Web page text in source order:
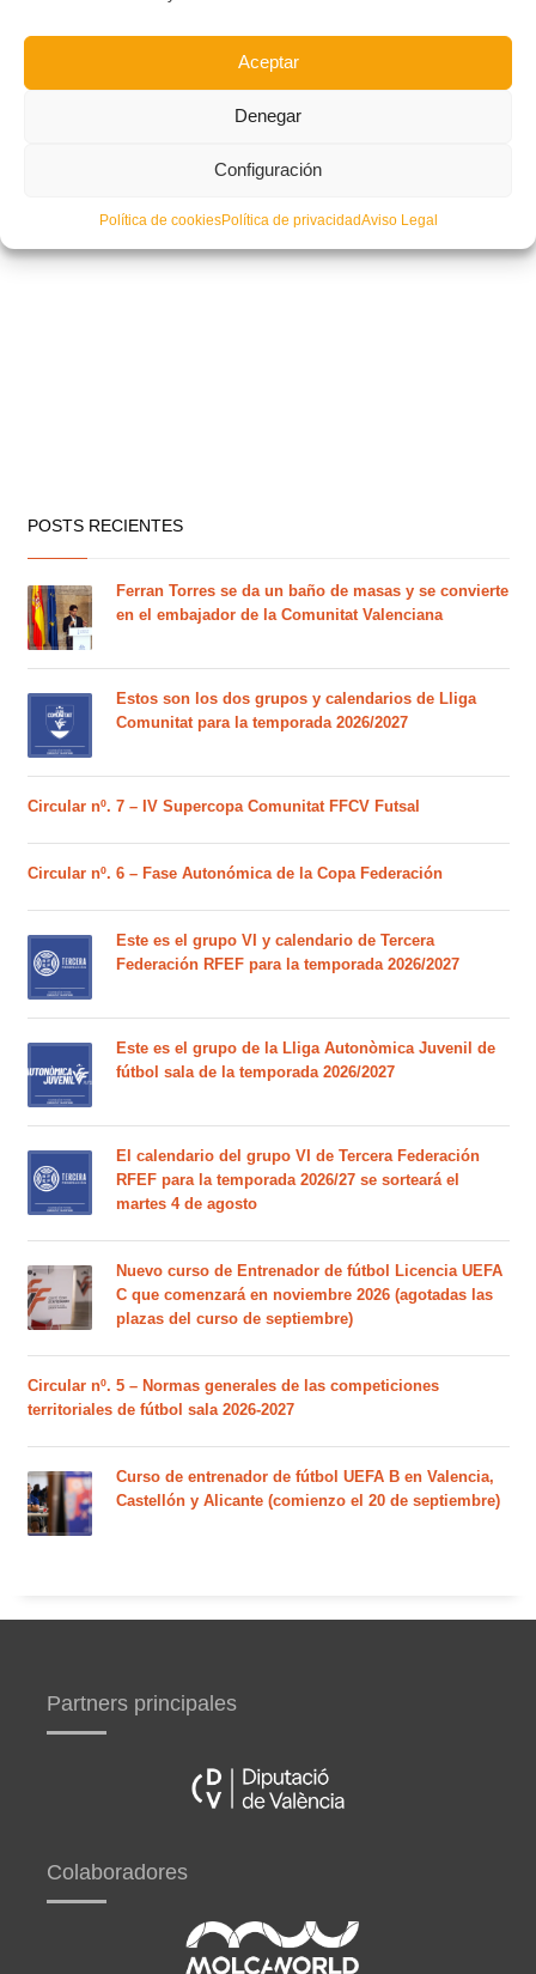
Aceptar
Denegar
Configuración
Política de cookiesPolítica de privacidadAviso Legal
POSTS RECIENTES
Ferran Torres se da un baño de masas y se convierte
en el embajador de la Comunitat Valenciana
Estos son los dos grupos y calendarios de Lliga
Comunitat para la temporada 2026/2027
Circular nº. 7 – IV Supercopa Comunitat FFCV Futsal
Circular nº. 6 – Fase Autonómica de la Copa Federación
Este es el grupo VI y calendario de Tercera
Federación RFEF para la temporada 2026/2027
Este es el grupo de la Lliga Autonòmica Juvenil de
fútbol sala de la temporada 2026/2027
El calendario del grupo VI de Tercera Federación
RFEF para la temporada 2026/27 se sorteará el
martes 4 de agosto
Nuevo curso de Entrenador de fútbol Licencia UEFA
C que comenzará en noviembre 2026 (agotadas las
plazas del curso de septiembre)
Circular nº. 5 – Normas generales de las competiciones
territoriales de fútbol sala 2026-2027
Curso de entrenador de fútbol UEFA B en Valencia,
Castellón y Alicante (comienzo el 20 de septiembre)
Partners principales
Colaboradores